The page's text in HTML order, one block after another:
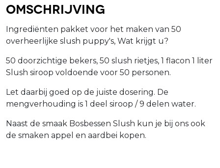
Omschrijving
Ingrediënten pakket voor het maken van 50
overheerlijke slush puppy's, Wat krijgt u?
50 doorzichtige bekers, 50 slush rietjes, 1 flacon 1 liter
Slush siroop voldoende voor 50 personen.
Let daarbij goed op de juiste dosering. De
mengverhouding is 1 deel siroop / 9 delen water.
Naast de smaak Bosbessen Slush kun je bij ons ook
de smaken appel en aardbei kopen.